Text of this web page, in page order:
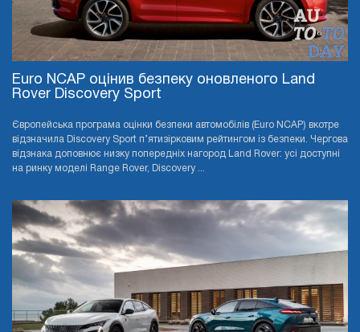
Euro NCAP оцінив безпеку оновленого Land
Rover Discovery Sport
Європейська програма оцінки безпеки автомобілів (Euro NCAP) вкотре
відзначила Discovery Sport п’ятизірковим рейтингом із безпеки. Чергова
відзнака доповнює низку попередніх нагород Land Rover: усі доступні
на ринку моделі Range Rover, Discovery ...